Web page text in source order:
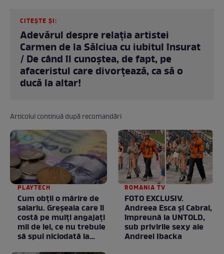
CITEȘTE ȘI:
Adevărul despre relația artistei
Carmen de la Sălciua cu iubitul însurat
/ De când îl cunoștea, de fapt, pe
afaceristul care divorțează, ca să o
ducă la altar!
Articolul continuă după recomandări
PLAYTECH
Cum obții o mărire de
salariu. Greșeala care îi
costă pe mulți angajați
mii de lei, ce nu trebuie
să spui niciodată la
ROMANIA TV
FOTO EXCLUSIV.
Andreea Esca şi Cabral,
împreună la UNTOLD,
sub privirile sexy ale
Andreei Ibacka